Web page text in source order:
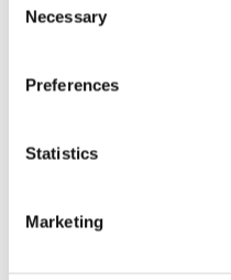
Selection
Necessary
Preferences
Statistics
Marketing